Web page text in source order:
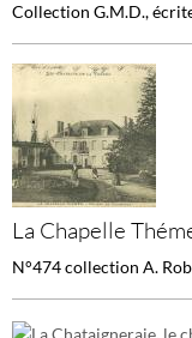
Collection G.M.D.,
La Chapelle
N°474 collection A.